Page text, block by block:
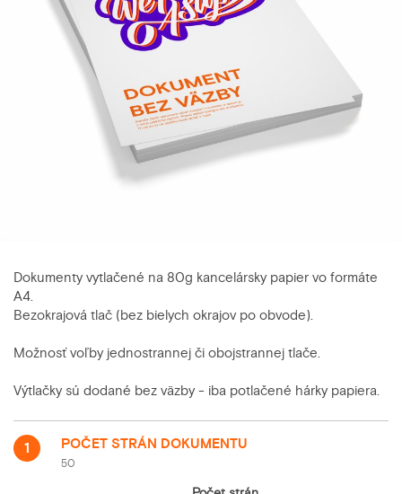
Dokumenty vytlačené na 80g kancelársky papier vo formáte
A4.
Bezokrajová tlač (bez bielych okrajov po obvode).
Možnosť voľby jednostrannej či obojstrannej tlače.
Výtlačky sú dodané bez väzby - iba potlačené hárky papiera.
1 POČET STRÁN DOKUMENTU
50